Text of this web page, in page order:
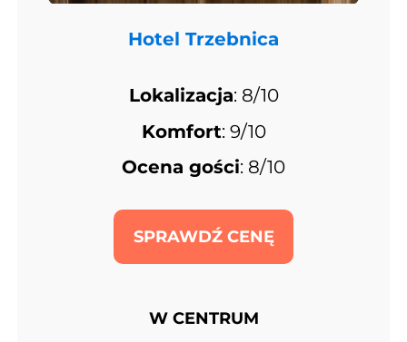
Hotel Trzebnica
Lokalizacja: 8/10
Komfort: 9/10
Ocena gości: 8/10
SPRAWDŹ CENĘ
W CENTRUM